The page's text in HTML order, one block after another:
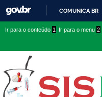
COMUNICA BR
conteúdo
menu
superior
Ir para o conteúdo 1 Ir para o menu 2